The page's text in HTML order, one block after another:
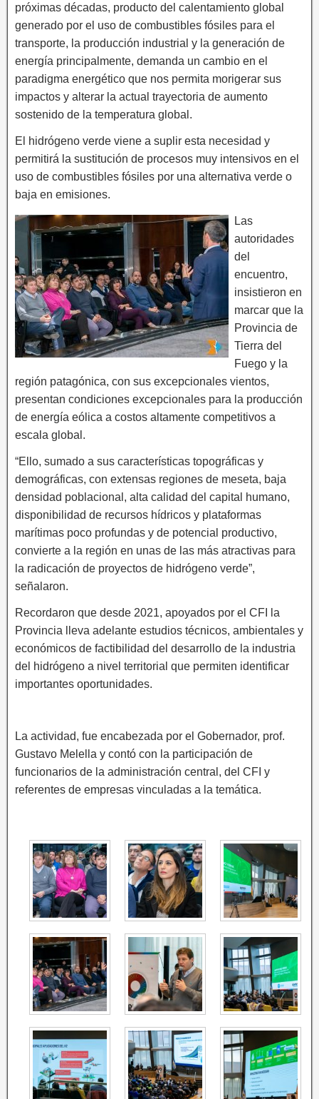
próximas décadas, producto del calentamiento global
generado por el uso de combustibles fósiles para el
transporte, la producción industrial y la generación de
energía principalmente, demanda un cambio en el
paradigma energético que nos permita morigerar sus
impactos y alterar la actual trayectoria de aumento
sostenido de la temperatura global.
El hidrógeno verde viene a suplir esta necesidad y
permitirá la sustitución de procesos muy intensivos en el
uso de combustibles fósiles por una alternativa verde o
baja en emisiones.
Las
autoridades
del
encuentro,
insistieron en
marcar que la
Provincia de
Tierra del
Fuego y la
región patagónica, con sus excepcionales vientos,
presentan condiciones excepcionales para la producción
de energía eólica a costos altamente competitivos a
escala global.
“Ello, sumado a sus características topográficas y
demográficas, con extensas regiones de meseta, baja
densidad poblacional, alta calidad del capital humano,
disponibilidad de recursos hídricos y plataformas
marítimas poco profundas y de potencial productivo,
convierte a la región en unas de las más atractivas para
la radicación de proyectos de hidrógeno verde”,
señalaron.
Recordaron que desde 2021, apoyados por el CFI la
Provincia lleva adelante estudios técnicos, ambientales y
económicos de factibilidad del desarrollo de la industria
del hidrógeno a nivel territorial que permiten identificar
importantes oportunidades.
La actividad, fue encabezada por el Gobernador, prof.
Gustavo Melella y contó con la participación de
funcionarios de la administración central, del CFI y
referentes de empresas vinculadas a la temática.